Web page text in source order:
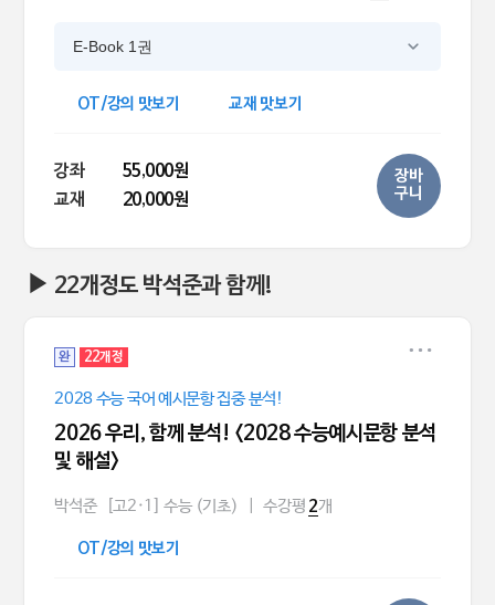
E-Book 1권
OT/강의 맛보기 교재 맛보기
강좌
55,000원
교재
20,000원
장바
구니
▶ 22개정도 박석준과 함께!
완 22개정
2028 수능 국어 예시문항 집중 분석!
2026 우리, 함께 분석! <2028 수능예시문항 분석
및 해설>
박석준 [고2·1] 수능 (기초) 수강평 2개
OT/강의 맛보기